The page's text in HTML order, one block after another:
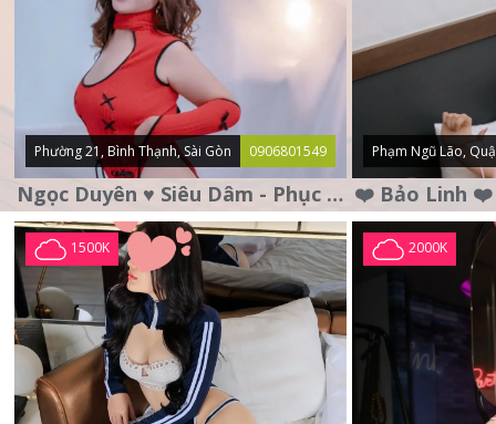
Phường 21, Bình Thạnh, Sài Gòn 0906801549
Ngọc Duyên ♥️ Siêu Dâm - Phục Vụ Tận Tình - Chu Đáo
Phạm Ngũ Lão,
1500K 2000K